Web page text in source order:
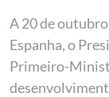
A 20 de
Espanha, o
Primeiro-